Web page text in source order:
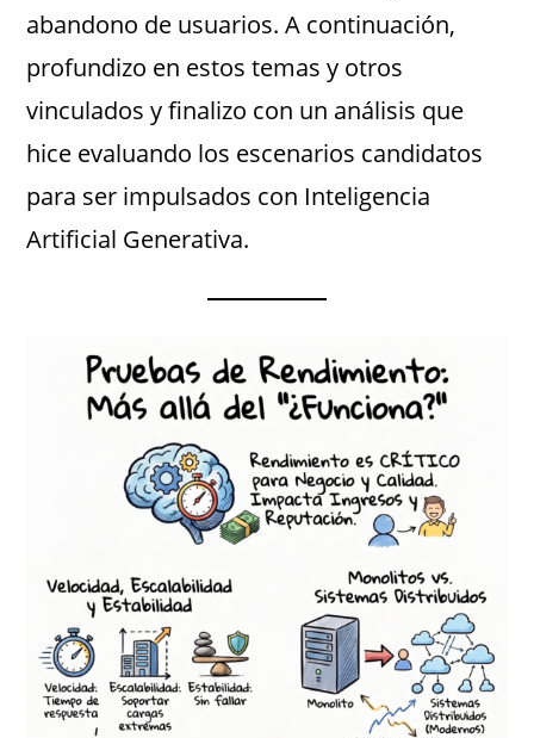
abandono de usuarios. A continuación,
profundizo en estos temas y otros
vinculados y finalizo con un análisis que
hice evaluando los escenarios candidatos
para ser impulsados con Inteligencia
Artificial Generativa.